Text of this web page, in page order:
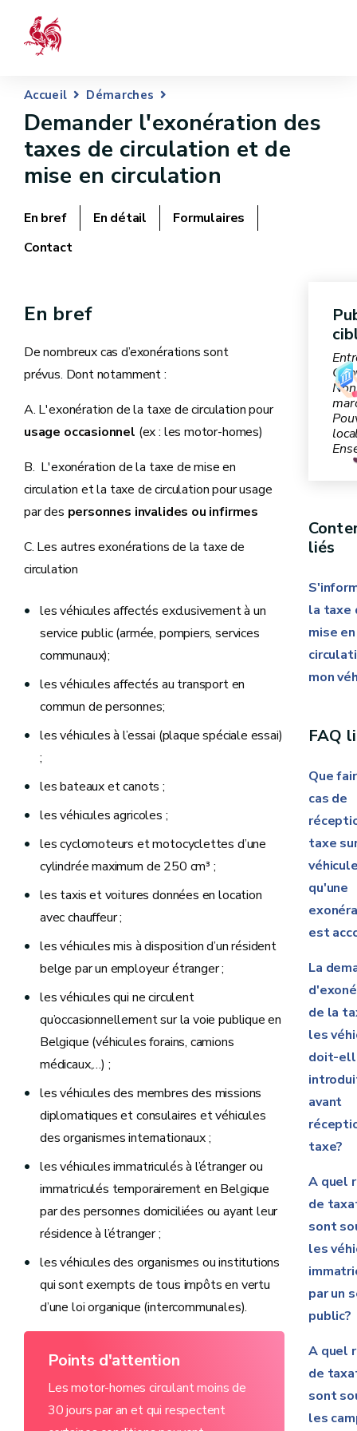
Accueil Démarches
Demander l'exonération des
taxes de circulation et de
mise en circulation
En bref En détail
Formulaires
Contact
En bref
De nombreux cas d’exonérations sont
prévus. Dont notamment :
A. L'exonération de la taxe de circulation pour
usage occasionnel (ex : les motor-homes)
B. L'exonération de la taxe de mise en
circulation et la taxe de circulation pour usage
par des personnes invalides ou infirmes
C. Les autres exonérations de la taxe de
circulation
les véhicules affectés exclusivement à un
service public (armée, pompiers, services
communaux);
les véhicules affectés au transport en
commun de personnes;
les véhicules à l’essai (plaque spéciale essai)
;
les bateaux et canots ;
les véhicules agricoles ;
les cyclomoteurs et motocyclettes d’une
cylindrée maximum de 250 cm³ ;
les taxis et voitures données en location
avec chauffeur ;
les véhicules mis à disposition d’un résident
belge par un employeur étranger ;
les véhicules qui ne circulent
qu’occasionnellement sur la voie publique en
Belgique (véhicules forains, camions
médicaux,…) ;
les véhicules des membres des missions
diplomatiques et consulaires et véhicules
des organismes internationaux ;
les véhicules immatriculés à l’étranger ou
immatriculés temporairement en Belgique
par des personnes domiciliées ou ayant leur
résidence à l’étranger ;
les véhicules des organismes ou institutions
qui sont exempts de tous impôts en vertu
d’une loi organique (intercommunales).
Points d'attention
Les motor-homes circulant moins de
30 jours par an et qui respectent
liés
la taxe
mise en
mon
FAQ
Que
cas de
taxe
qu'une
est
La
de la
les
doit-
avant
taxe?
A quel
de
sont
les
par un
public?
A quel
de
sont
les